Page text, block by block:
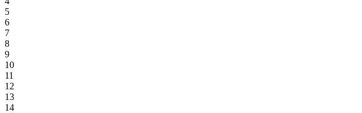
5
6
7
8
9
10
11
12
13
14